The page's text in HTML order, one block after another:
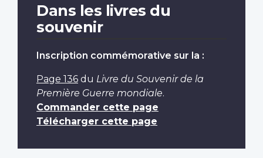
Dans les livres du
souvenir
Inscription commémorative sur la :
Page 136 du Livre du Souvenir de la
Première Guerre mondiale.
Commander cette page
Télécharger cette page